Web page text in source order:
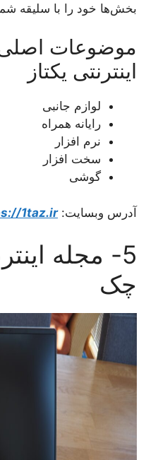
بخش‌ها خود را با سلیقه
موضوعات
اینترنتی یکتاز
لوازم جانبی
رایانه همراه
نرم افزار
سخت افزار
گوشی
آدرس وبسایت:1taz.ir/
5- مجله
چک